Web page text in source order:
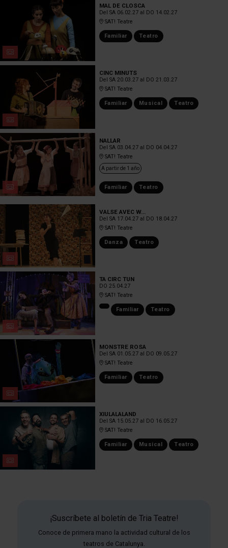
MAL DE CLOSCA
Del SA 06.02.27al DO 14.02.27
SAT! Teatre
Familiar Teatro
CINC MINUTS
Del SA 20.03.27al DO 21.03.27
SAT! Teatre
Familiar Musical Teatro
NALLAR
Del SA 03.04.27al DO 04.04.27
SAT! Teatre
A partir de 1 año
Familiar Teatro
VALSE AVEC W...
Del SA 17.04.27al DO 18.04.27
SAT! Teatre
Danza Teatro
TA CIRC TUN
DO 25.04.27
SAT! Teatre
Familiar Teatro
MONSTRE ROSA
Del SA 01.05.27al DO 09.05.27
SAT! Teatre
Familiar Teatro
XIULALALAND
Del SA 15.05.27al DO 16.05.27
SAT! Teatre
Familiar Musical Teatro
¡Suscríbete al boletín de Tria Teatre!
Conoce de primera mano la actividad cultural de los
teatros de Catalunya.